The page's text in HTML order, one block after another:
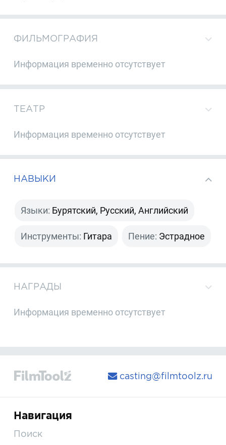
ФИЛЬМОГРАФИЯ
Информация временно отсутствует
ТЕАТР
Информация временно отсутствует
НАВЫКИ
Языки: Бурятский, Русский, Английский
Инструменты: Гитара Пение: Эстрадное
НАГРАДЫ
Информация временно отсутствует
casting@filmtoolz.ru
Навигация
Поиск